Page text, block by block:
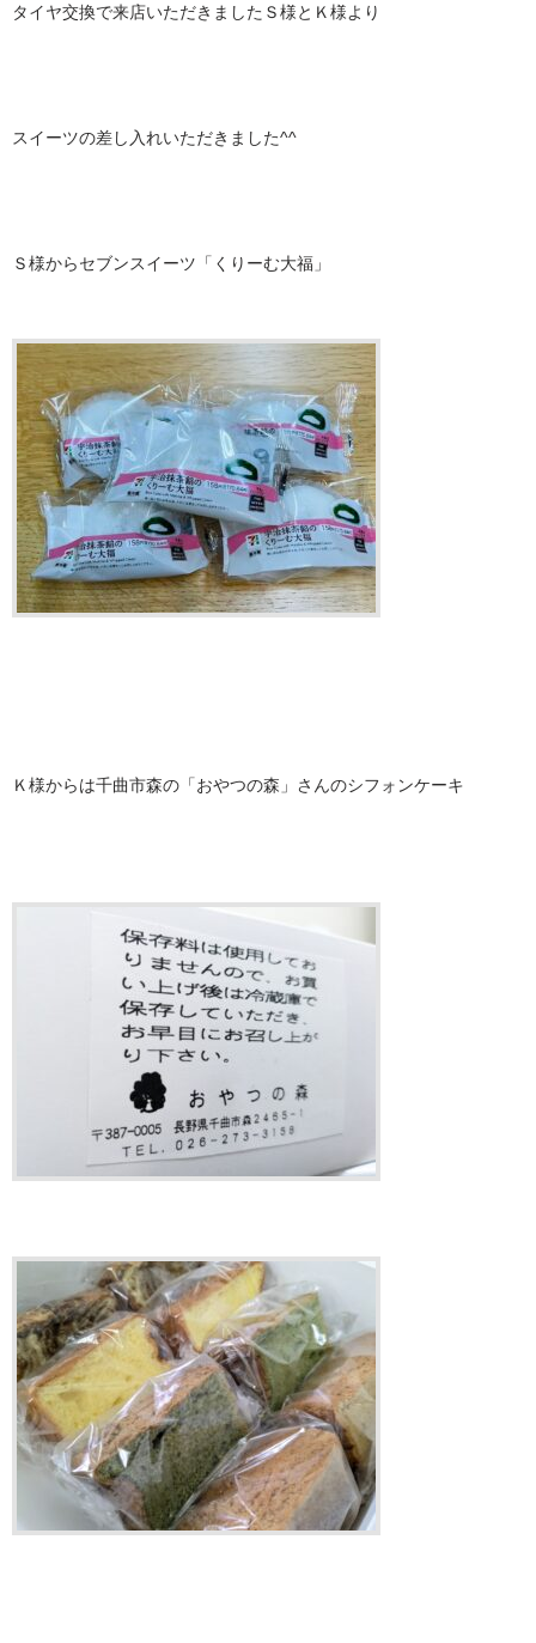
タイヤ交換で来店いただきましたＳ様とＫ様より
スイーツの差し入れいただきました^^
Ｓ様からセブンスイーツ「くりーむ大福」
Ｋ様からは千曲市森の「おやつの森」さんのシフォンケーキ